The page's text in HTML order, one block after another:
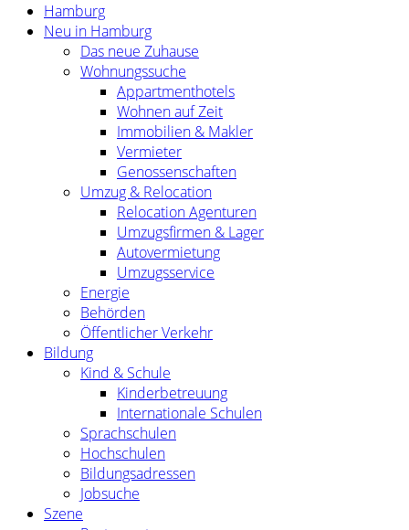
Hamburg
Neu in Hamburg
Das neue Zuhause
Wohnungssuche
Appartmenthotels
Wohnen auf Zeit
Immobilien & Makler
Vermieter
Genossenschaften
Umzug & Relocation
Relocation Agenturen
Umzugsfirmen & Lager
Autovermietung
Umzugsservice
Energie
Behörden
Öffentlicher Verkehr
Bildung
Kind & Schule
Kinderbetreuung
Internationale Schulen
Sprachschulen
Hochschulen
Bildungsadressen
Jobsuche
Szene